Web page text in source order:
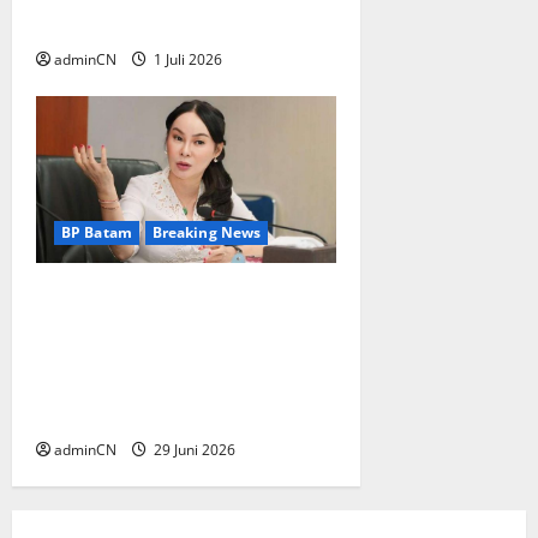
adminCN 1 Juli 2026
BP Batam Breaking News
adminCN 29 Juni 2026